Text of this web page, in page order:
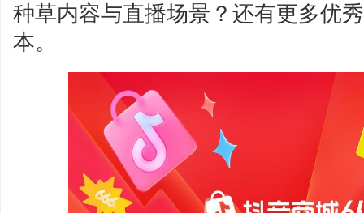
种草内容与直播场景？还有更多优
本。